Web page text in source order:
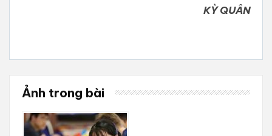
KỲ QUÂN
Ảnh trong bài